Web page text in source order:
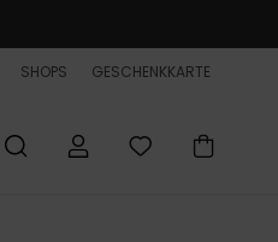
SHOPS GESCHENKKARTE